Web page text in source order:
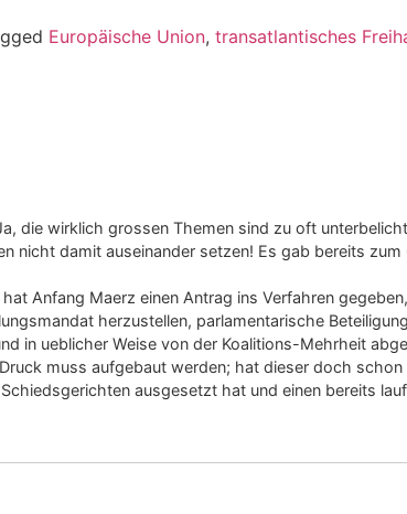
Europäische Union, transatlantisches
die wirklich grossen Themen sind zu oft
nicht damit auseinander setzen! Es gab bereits
Anfang Maerz einen Antrag ins Verfahren
herzustellen, parlamentarische
in ueblicher Weise von der Koalitions-Mehrheit
muss aufgebaut werden; hat dieser doch
ausgesetzt hat und einen bereits